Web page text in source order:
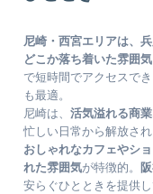
尼崎・西宮エリアは、
どこか落ち着いた雰囲
で短時間でアクセスで
も最適。
尼崎は、活気溢れる商
忙しい日常から解放さ
おしゃれなカフェやシ
れた雰囲気が特徴的。
安らぐひとときを提供